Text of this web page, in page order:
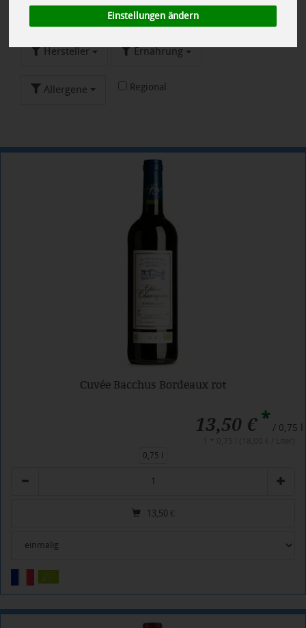
Einstellungen ändern
Hersteller Ernährung
Allergene Regional
Cuvée Bacchus Bordeaux rot
13,50 €* / 0,75 l
0,75 l
13,50 €